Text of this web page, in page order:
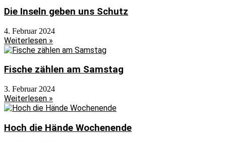
Die Inseln geben uns Schutz
4. Februar 2024
Weiterlesen »
Fische zählen am Samstag
3. Februar 2024
Weiterlesen »
Hoch die Hände Wochenende